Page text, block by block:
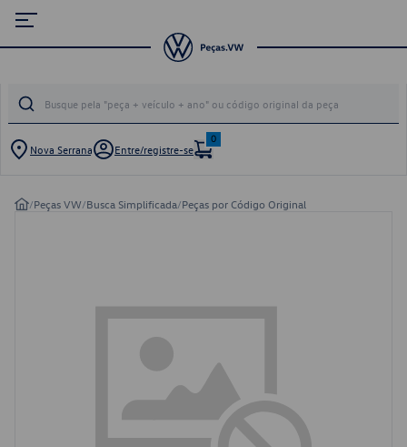
Nova Serrana Entre/registre-se
0
/Peças VW/Busca Simplificada/Peças por Código Original